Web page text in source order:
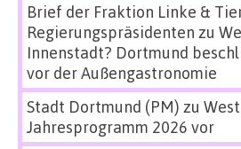
Brief der Fraktion Linke &
Regierungspräsidenten zu
Innenstadt? Dortmund
vor der Außengastronomie
Stadt Dortmund (PM) zu
Jahresprogramm 2026 vor